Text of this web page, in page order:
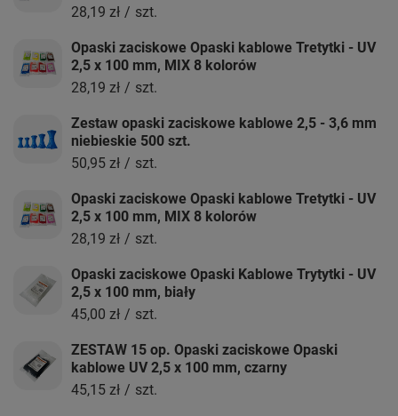
28,19 zł / szt.
Opaski zaciskowe Opaski kablowe Tretytki - UV
2,5 x 100 mm, MIX 8 kolorów
28,19 zł / szt.
Zestaw opaski zaciskowe kablowe 2,5 - 3,6 mm
niebieskie 500 szt.
50,95 zł / szt.
Opaski zaciskowe Opaski kablowe Tretytki - UV
2,5 x 100 mm, MIX 8 kolorów
28,19 zł / szt.
Opaski zaciskowe Opaski Kablowe Trytytki - UV
2,5 x 100 mm, biały
45,00 zł / szt.
ZESTAW 15 op. Opaski zaciskowe Opaski
kablowe UV 2,5 x 100 mm, czarny
45,15 zł / szt.